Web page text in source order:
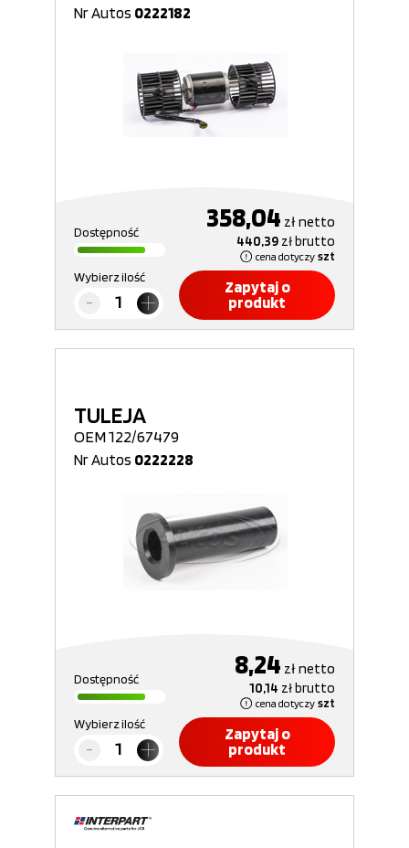
Nr Autos 0222182
Dostępność 358,04 złnetto
440,39 złbrutto
cena dotyczy szt
Wybierz ilość
Zapytaj o
produkt
TULEJA
OEM 122/67479
Nr Autos 0222228
Dostępność 8,24 złnetto
10,14 złbrutto
cena dotyczy szt
Wybierz ilość
Zapytaj o
produkt